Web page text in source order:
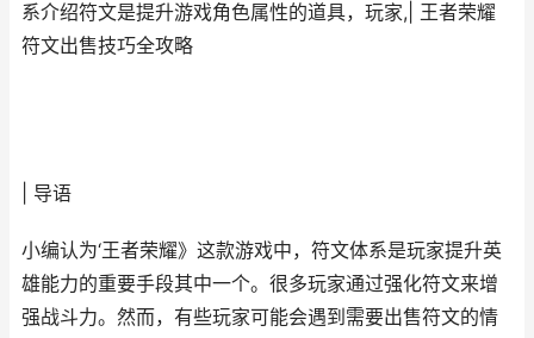
系介绍符文是提升游戏角色属性的道具，玩家,| 王者荣耀
符文出售技巧全攻略
| 导语
小编认为‘王者荣耀》这款游戏中，符文体系是玩家提升英
雄能力的重要手段其中一个。很多玩家通过强化符文来增
强战斗力。然而，有些玩家可能会遇到需要出售符文的情